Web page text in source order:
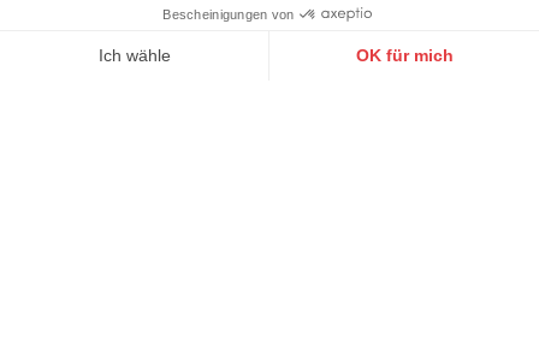
Bescheinigungen von
Ich wähle OK für mich